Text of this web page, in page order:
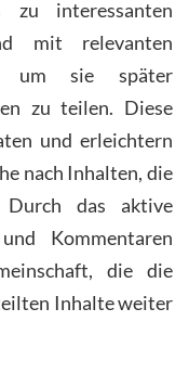
zu interessanten
mit relevanten
um sie später
zu teilen. Diese
und erleichtern
nach Inhalten, die
Durch das aktive
Kommentaren
die die
Inhalte weiter